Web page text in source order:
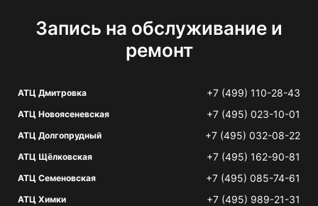
Запись на обслуживание и
ремонт
АТЦ Дмитровка +7 (499) 110-28-43
АТЦ Новоясеневская +7 (495) 023-10-01
АТЦ Долгопрудный +7 (495) 032-08-22
АТЦ Щёлковская +7 (495) 162-90-81
АТЦ Семеновская +7 (495) 085-74-61
АТЦ Химки +7 (495) 989-21-31